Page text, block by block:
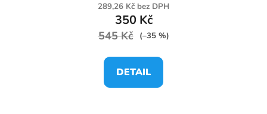
289,26 Kč bez DPH
350 Kč
545 Kč (–35 %)
DETAIL